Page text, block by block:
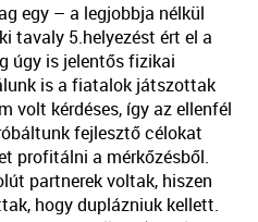
egy – a legjobbja nélkül
tavaly 5.helyezést ért el a
úgy is jelentős fizikai
is a fiatalok játszottak
volt kérdéses, így az ellenfél
fejlesztő célokat
profitálni a mérkőzésből.
partnerek voltak, hiszen
hogy duplázniuk kellett.